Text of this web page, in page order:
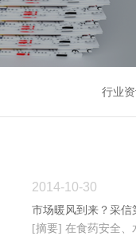
行业
2014-10-30
市场暖风到来？采信
[摘要] 在食药安全、